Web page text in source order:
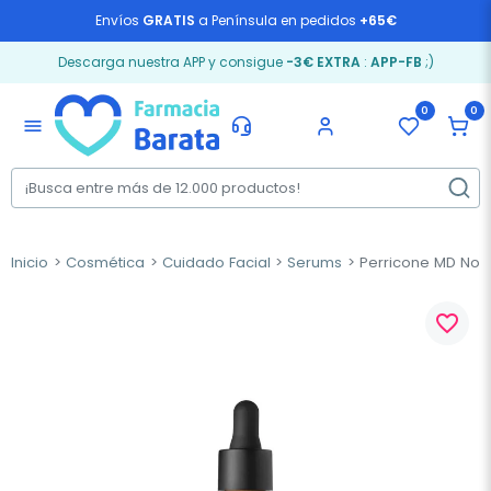
Envíos GRATIS a Península en pedidos +65€
Descarga nuestra APP y consigue -3€ EXTRA: APP-FB ;)
menu
0 0
Inicio Cosmética Cuidado Facial Serums Perricone MD No
favorite_border